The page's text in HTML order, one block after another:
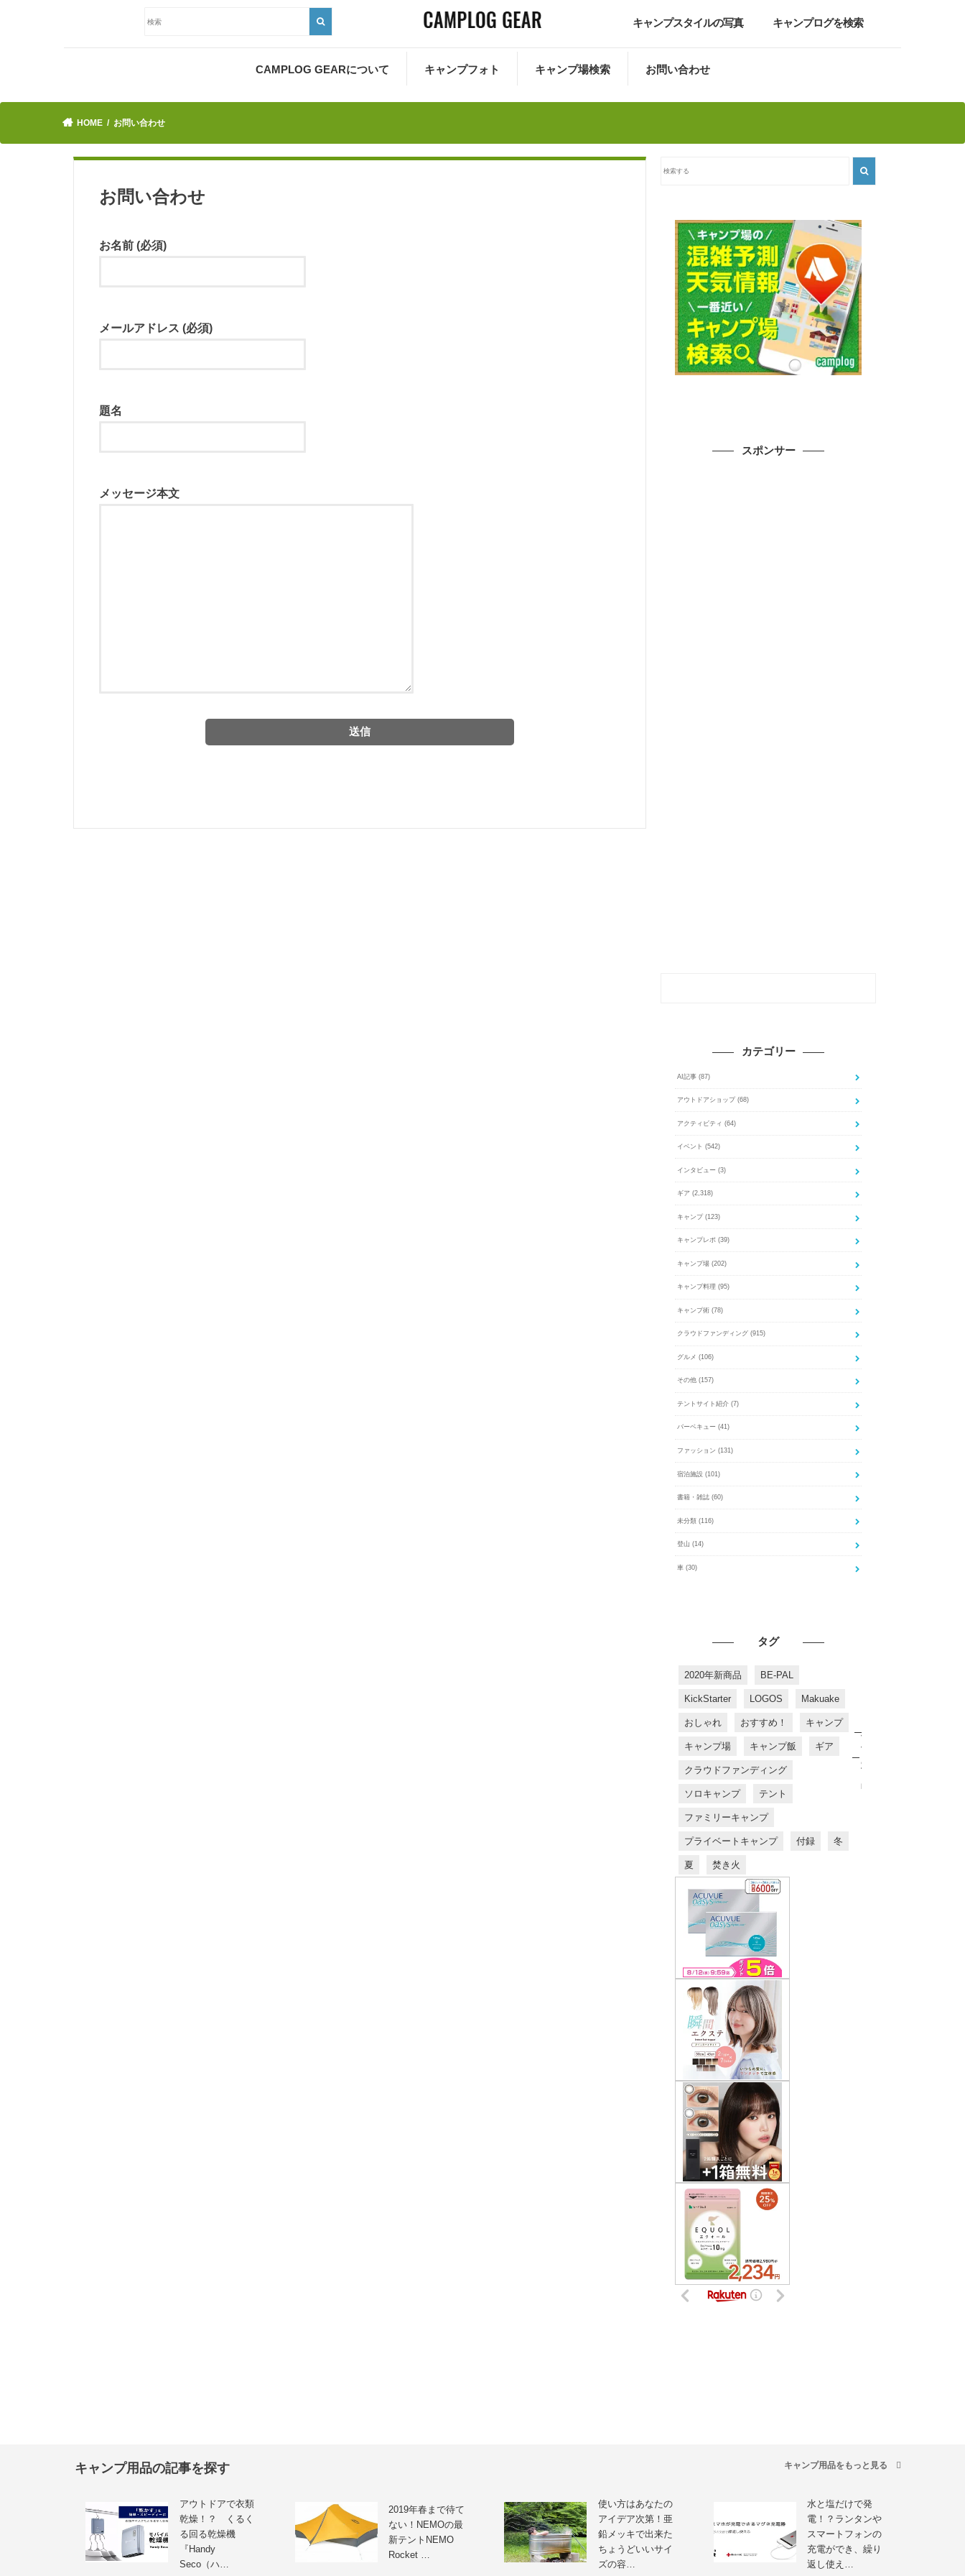
キャンプスタイルの写真 キャンプログを検索
CAMPLOG GEARについて キャンプフォト キャンプ場検索 お問い合わせ
HOME お問い合わせ
お問い合わせ
お名前 (必須)
メールアドレス (必須)
題名
メッセージ本文
スポンサー
カテゴリー
AI記事 (87)
アウトドアショップ (68)
アクティビティ (64)
イベント (542)
インタビュー (3)
ギア (2,318)
キャンプ (123)
キャンプレポ (39)
キャンプ場 (202)
キャンプ料理 (95)
キャンプ術 (78)
クラウドファンディング (915)
グルメ (106)
その他 (157)
テントサイト紹介 (7)
バーベキュー (41)
ファッション (131)
宿泊施設 (101)
書籍・雑誌 (60)
未分類 (116)
登山 (14)
車 (30)
タグ
2020年新商品 BE-PAL
KickStarter LOGOS Makuake
おしゃれ おすすめ！ キャンプ
キャンプ場 キャンプ飯 ギア
クラウドファンディング
ソロキャンプ テント
ファミリーキャンプ
プライベートキャンプ 付録 冬
夏 焚き火
す
す
め
商
品
キャンプ用品の記事を探す キャンプ用品をもっと見る
アウトドアで衣類
乾燥！？ くるく
る回る乾燥機
『Handy
Seco（ハ…
2019年春まで待て
ない！NEMOの最
新テントNEMO
Rocket …
使い方はあなたの
アイデア次第！亜
鉛メッキで出来た
ちょうどいいサイ
ズの容…
水と塩だけで発
電！？ランタンや
スマートフォンの
充電ができ、繰り
返し使え…